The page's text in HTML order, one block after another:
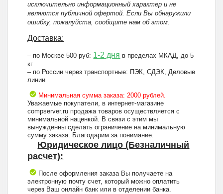
исключительно информационный характер и не
являются публичной офертой. Если Вы обнаружили
ошибку, пожалуйста, сообщите нам об этом.
Доставка:
– по Москве 500 руб: 1-2 дня в пределах МКАД, до 5
кг
– по России через транспортные: ПЭК, СДЭК, Деловые
линии
Минимальная сумма заказа: 2000 рублей.
Уважаемые покупатели, в интернет-магазине
compserver.ru продажа товаров осуществляется с
минимальной наценкой. В связи с этим мы
вынужденны сделать ограничение на минимальную
сумму заказа. Благодарим за понимание.
Юридическое лицо (Безналичный
расчет):
После оформления заказа Вы получаете на
электронную почту счет, который можно оплатить
через Ваш онлайн банк или в отделении банка.